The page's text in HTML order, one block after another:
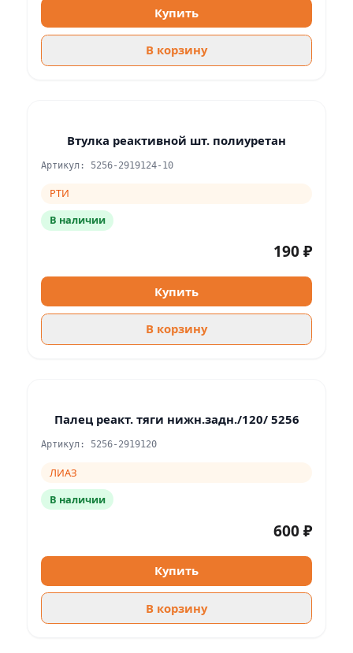
Купить
В корзину
Втулка реактивной шт. полиуретан
Артикул: 5256-2919124-10
РТИ
В наличии
190 ₽
Купить
В корзину
Палец реакт. тяги нижн.задн./120/ 5256
Артикул: 5256-2919120
ЛИАЗ
В наличии
600 ₽
Купить
В корзину